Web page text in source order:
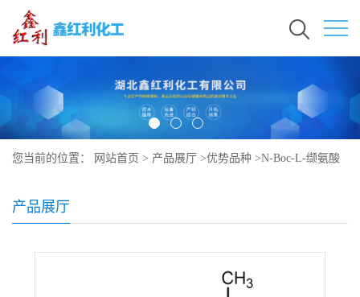
您当前的位置： 网站首页 > 产品展厅 >优势品种 >N-Boc-L-缬氨酸
产品展厅